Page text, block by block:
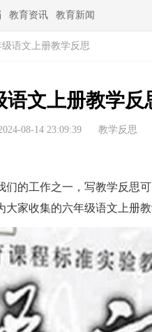
教育资讯 教育新闻
级语文上册教学反思
语文上册教学反
08-14 23:09:39 教学反思
的工作之一，写教学反思可
家收集的六年级语文上册教